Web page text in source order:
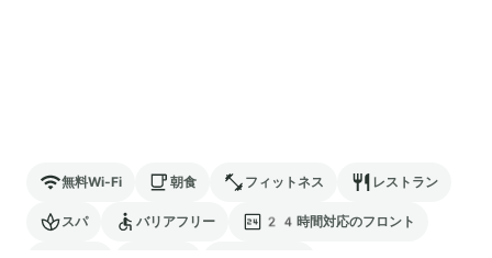
無料Wi-Fi 朝食 フィットネス レストラン
スパ バリアフリー 24時間対応のフロント